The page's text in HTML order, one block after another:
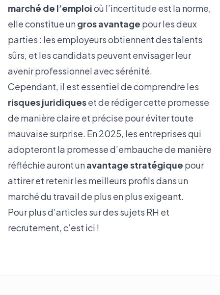
marché de l’emploioù l’incertitude est la norme,
elle constitue ungros avantage pour les deux
parties : les employeurs obtiennent des talents
sûrs, et les candidats peuvent envisager leur
avenir professionnel avec sérénité.
Cependant, il est essentiel de comprendre les
risques juridiqueset de rédiger cette promesse
de manière claire et précise pour éviter toute
mauvaise surprise. En 2025, les entreprises qui
adopteront la promesse d’embauche de manière
réfléchie auront unavantage stratégique pour
attirer et retenir les meilleurs profils dans un
marché du travail de plus en plus exigeant.
Pour plus d’articles sur des sujets RH et
recrutement, c’est ici !